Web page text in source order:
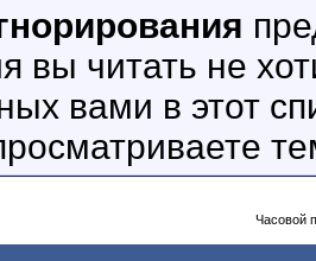
вы читать не
вами в этот
Часовой